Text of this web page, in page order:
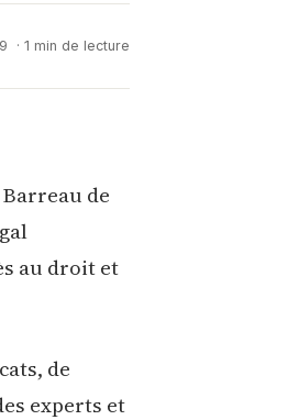
· 1 min de lecture
de
au droit et
de
experts et